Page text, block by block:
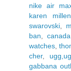
nike air
karen millen
swarovski
ban
watches ,
cher,
gabbana